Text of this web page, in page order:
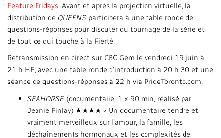
Feature Fridays. Avant et après la projection virtuelle, la
distribution de QUEENS participera à une table ronde de
questions-réponses pour discuter du tournage de la série et
de tout ce qui touche à la Fierté.
Retransmission en direct sur CBC Gem le vendredi 19 juin à
21 h HE, avec une table ronde d’introduction à 20 h 30 et une
séance de questions-réponses à 22 h via PrideToronto.com.
SEAHORSE (documentaire, 1 x 90 min, réalisé par
Jeanie Finlay) ★★★★ « Un documentaire tendre et
vraiment merveilleux sur l’amour, la famille, les
déchaînements hormonaux et les complexités de